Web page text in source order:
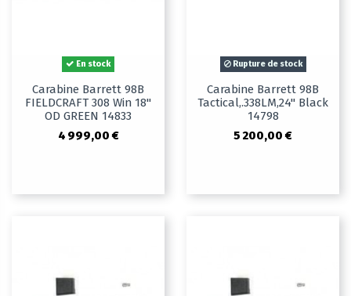
En stock
Carabine Barrett 98B
FIELDCRAFT 308 Win 18"
OD GREEN 14833
4 999,00 €
Rupture de stock
Carabine Barrett 98B
Tactical,.338LM,24" Black
14798
5 200,00 €